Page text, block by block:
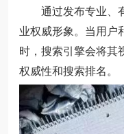
通过发布专业、有
业权威形象。当用户
时，搜索引擎会将其
权威性和搜索排名。